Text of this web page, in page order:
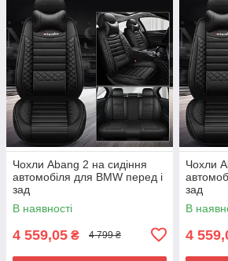
Чохли Abang 2 на сидіння
автомобіля для BMW перед і
зад
В наявності
4 559,05 ₴ 4 799 ₴
Чохли
зад
В
4